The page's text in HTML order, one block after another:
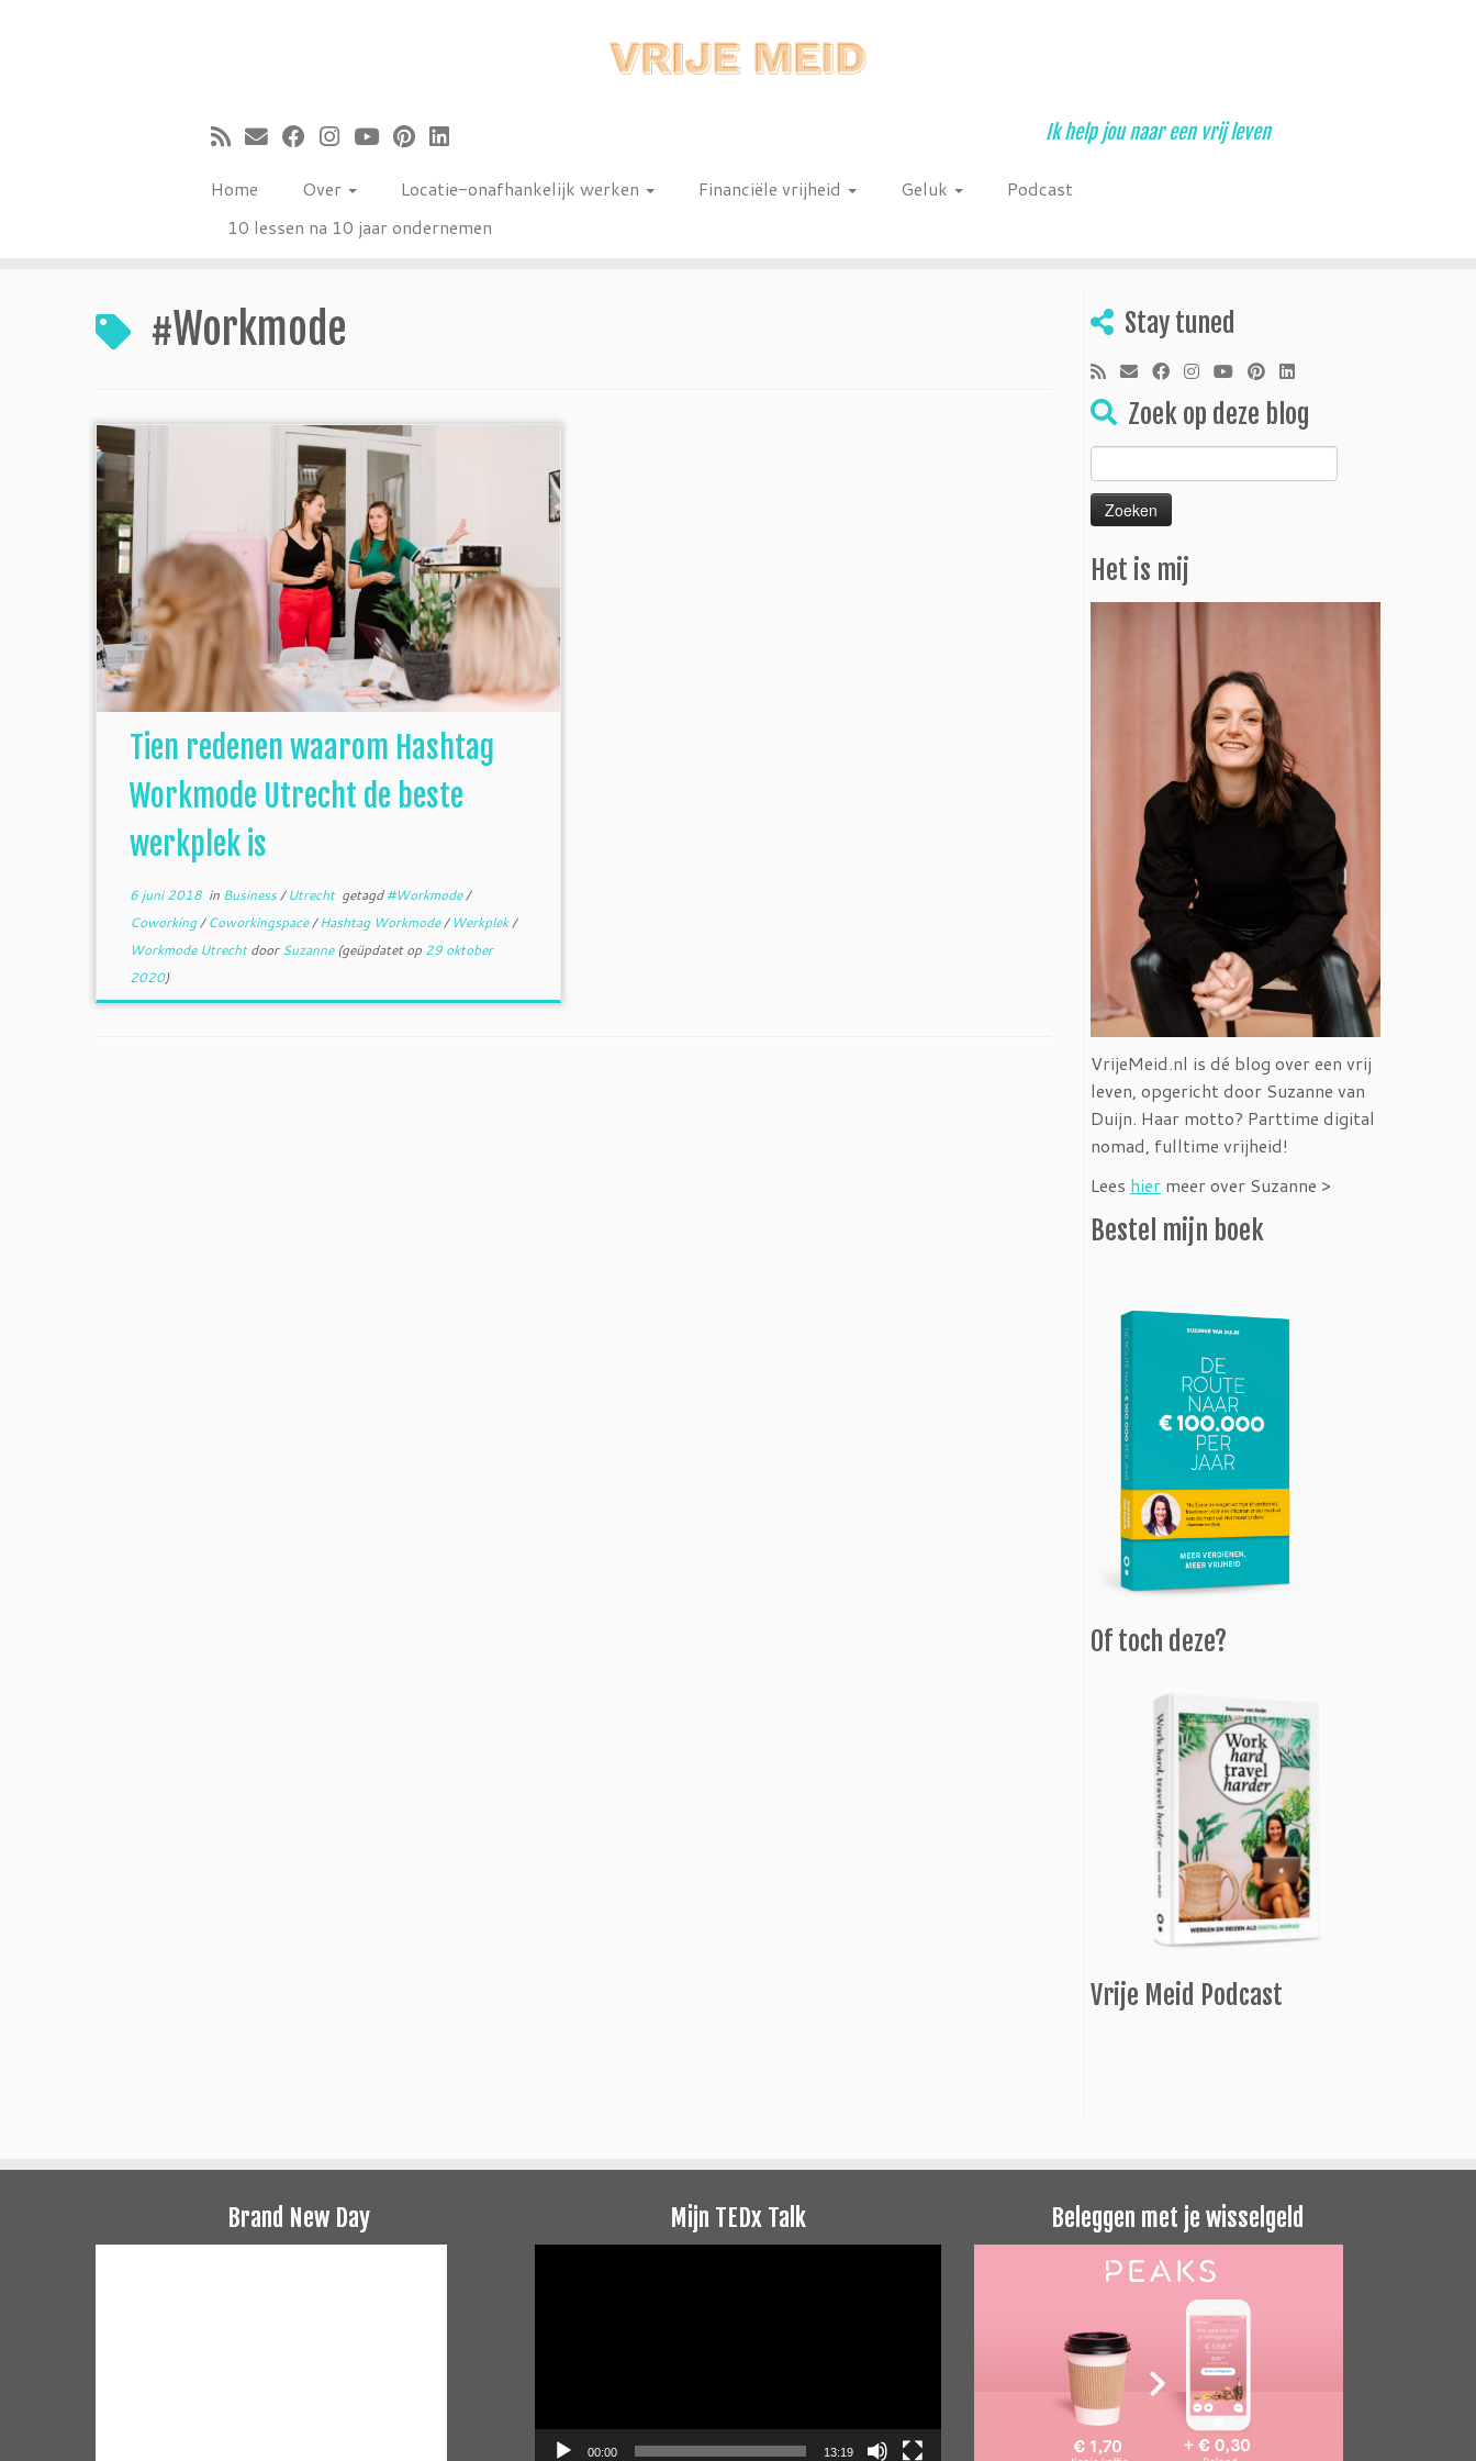
Ik help jou naar een vrij leven
Home Over Locatie-onafhankelijk werken Financiële vrijheid Geluk
Podcast
10 lessen na 10 jaar ondernemen
#Workmode
Tien redenen waarom Hashtag
Workmode Utrecht de beste
werkplek is
6 juni 2018in Business/Utrecht getagd#Workmode/
Coworking/Coworkingspace/Hashtag Workmode/ Werkplek/
Workmode UtrechtdoorSuzanne(geüpdatet op 29 oktober
2020)
Stay tuned
Zoek op deze blog
Zoeken
naar:
Het is mij
VrijeMeid.nl is dé blog over een vrij
leven, opgericht door Suzanne van
Duijn. Haar motto? Parttime digital
nomad, fulltime vrijheid!
Lees hier meer over Suzanne >
Bestel mijn boek
Of toch deze?
Vrije Meid Podcast
Brand New Day Mijn TEDx Talk
00:00 13:19
Beleggen met je wisselgeld